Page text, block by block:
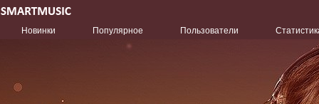
Новинки Популярное Пользователи